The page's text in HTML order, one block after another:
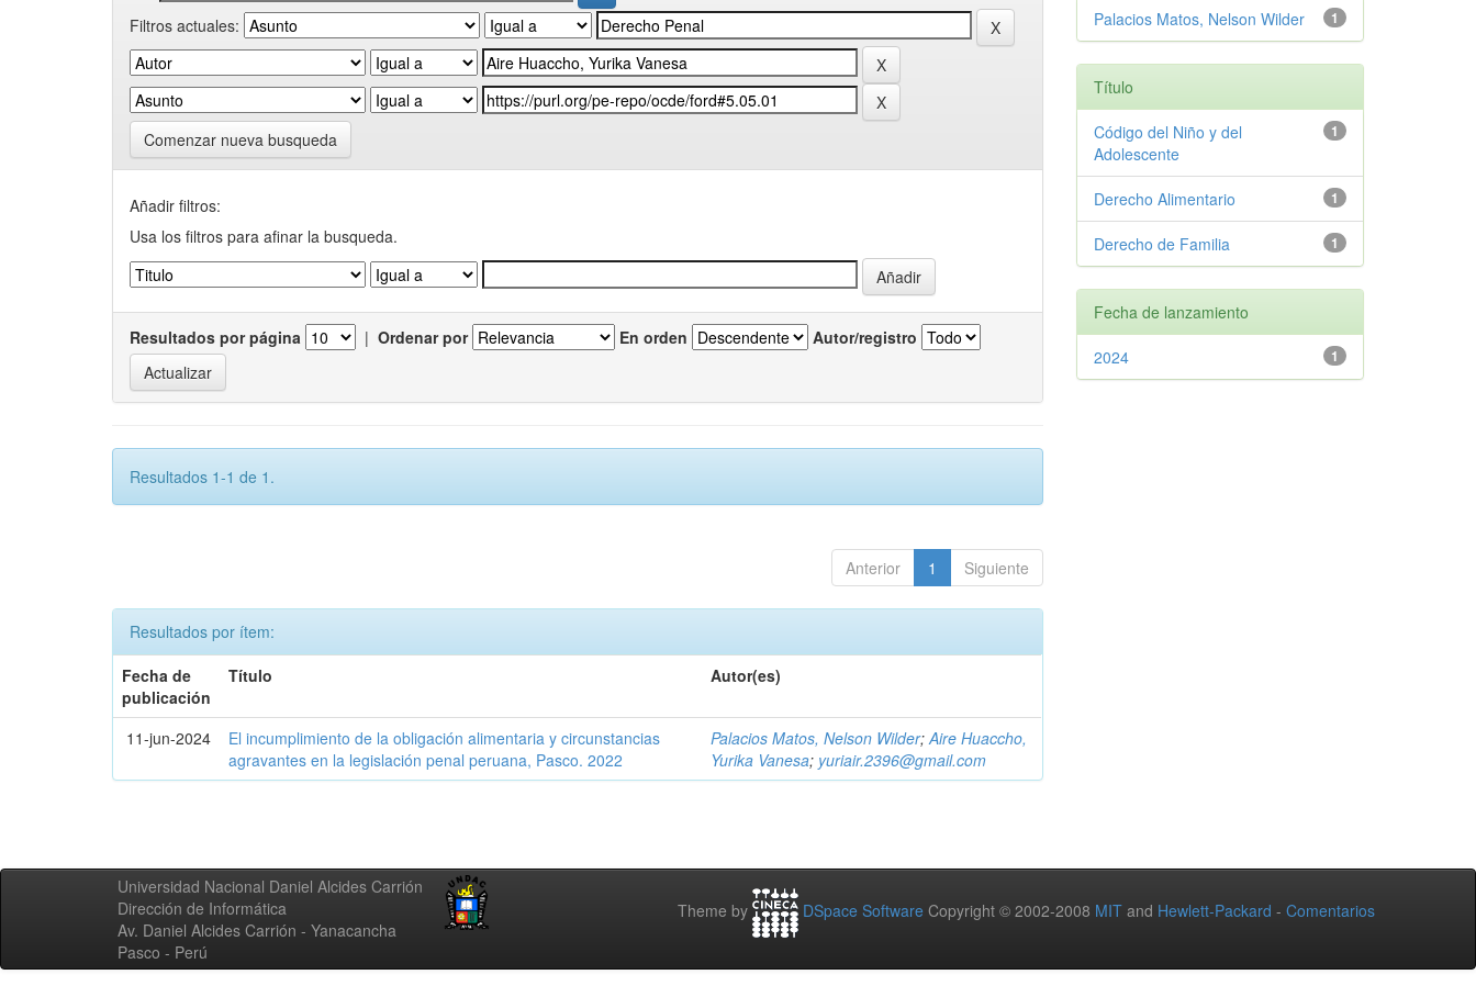
Filtros actuales:
Comenzar nueva busqueda
Añadir filtros:
Usa los filtros para afinar la busqueda.
Resultados por página | Ordenar por En orden Autor/registro
Resultados 1-1 de 1.
Anterior 1 Siguiente
Resultados por ítem:
Fecha de
publicación
Título Autor(es)
11-jun-2024
El incumplimiento de la obligación alimentaria y circunstancias
agravantes en la legislación penal peruana, Pasco. 2022
Palacios Matos, Nelson Wilder;Aire Huaccho,
Yurika Vanesa; yuriair.2396@gmail.com
1
Palacios Matos, Nelson Wilder
Título
1
Código del Niño y del
Adolescente
1
Derecho Alimentario
1
Derecho de Familia
Fecha de lanzamiento
1
2024
Universidad Nacional Daniel Alcides Carrión
Dirección de Informática
Av. Daniel Alcides Carrión - Yanacancha
Pasco - Perú
Theme by DSpace Software Copyright © 2002-2008 MIT and Hewlett-Packard - Comentarios